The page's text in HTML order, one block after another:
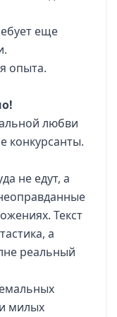
еще
опыта.
любви
конкурсанты.
не едут, а
Текст
а
реальный
милых